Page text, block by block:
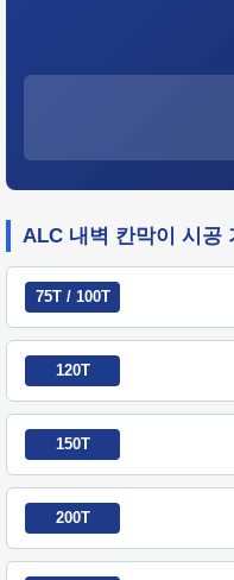
ALC 내벽 칸막이 시공
75T / 100T
120T
150T
200T